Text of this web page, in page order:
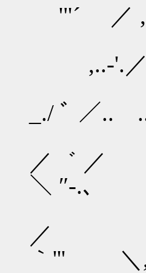
'"´
,..-'.／.
_./ ﾞ ／
／゛
＼ ″‐.、
／
｀'''ゝ ＼,.